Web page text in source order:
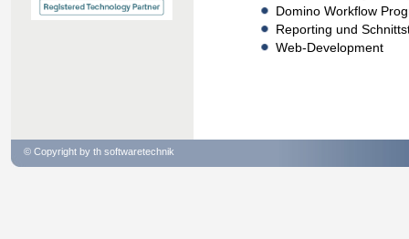
Domino Workflow
Reporting und
Web-Development
© Copyright by th softwaretechnik